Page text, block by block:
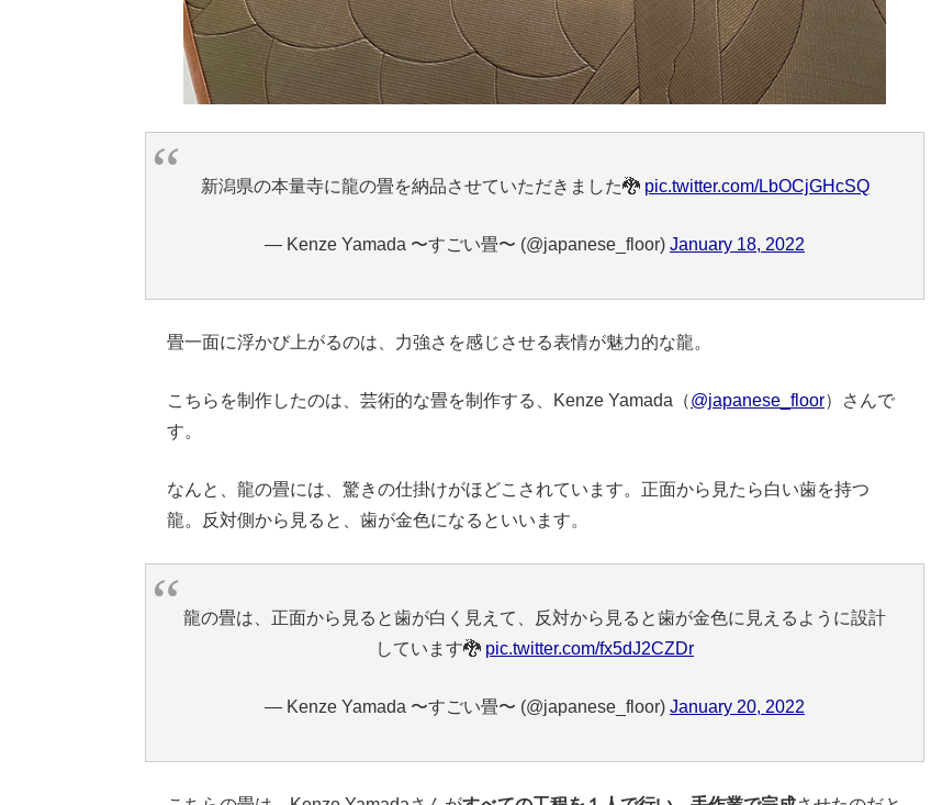
新潟県の本量寺に龍の畳を納品させていただきました🐉 pic.twitter.com/LbOCjGHcSQ
— Kenze Yamada 〜すごい畳〜 (@japanese_floor) January 18, 2022
畳一面に浮かび上がるのは、力強さを感じさせる表情が魅力的な龍。
こちらを制作したのは、芸術的な畳を制作する、Kenze Yamada（@japanese_floor）さんで
す。
なんと、龍の畳には、驚きの仕掛けがほどこされています。正面から見たら白い歯を持つ
龍。反対側から見ると、歯が金色になるといいます。
龍の畳は、正面から見ると歯が白く見えて、反対から見ると歯が金色に見えるように設計
しています🐉 pic.twitter.com/fx5dJ2CZDr
— Kenze Yamada 〜すごい畳〜 (@japanese_floor) January 20, 2022